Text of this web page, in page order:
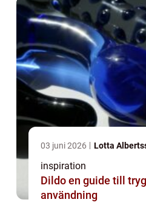
03 juni 2026 Lotta
inspiration
Dildo en guide till trygg och lustfylld
användning